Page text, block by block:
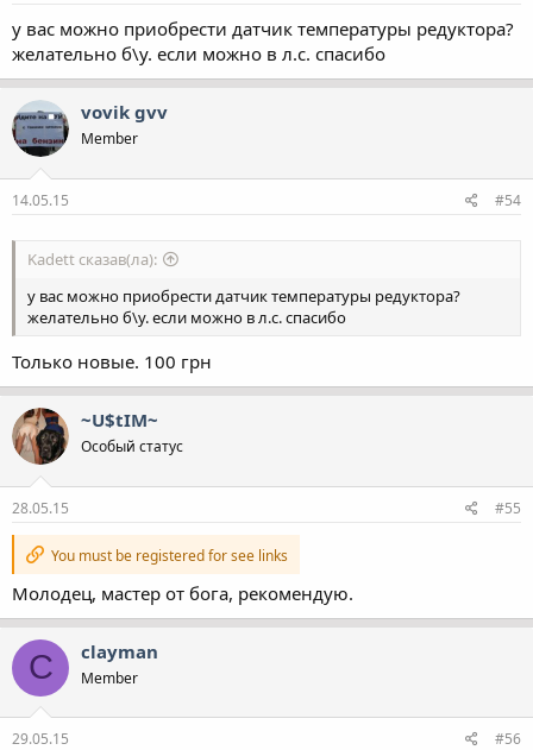
у вас можно приобрести датчик температуры редуктора?
желательно б\у. если можно в л.с. спасибо
vovik gvv
Member
14.05.15 #54
Kadett сказав(ла):
у вас можно приобрести датчик температуры редуктора?
желательно б\у. если можно в л.с. спасибо
Только новые. 100 грн
~U$tIM~
Особый статус
28.05.15 #55
You must be registered for see links
Молодец, мастер от бога, рекомендую.
C clayman
Member
29.05.15 #56